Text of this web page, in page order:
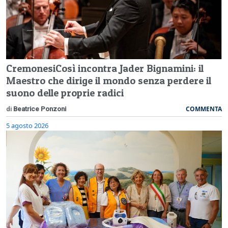
CremonesiCosì incontra Jader Bignamini: il
Maestro che dirige il mondo senza perdere il
suono delle proprie radici
di Beatrice Ponzoni COMMENTA
5 agosto 2026